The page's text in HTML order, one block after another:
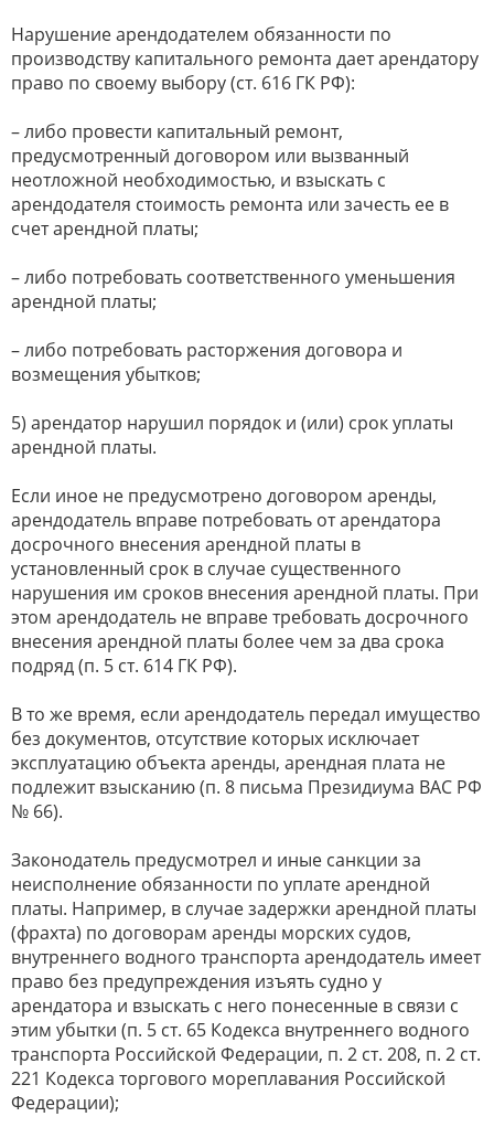
Нарушение арендодателем обязанности по
производству капитального ремонта дает арендатору
право по своему выбору (ст. 616 ГК РФ):
– либо провести капитальный ремонт,
предусмотренный договором или вызванный
неотложной необходимостью, и взыскать с
арендодателя стоимость ремонта или зачесть ее в
счет арендной платы;
– либо потребовать соответственного уменьшения
арендной платы;
– либо потребовать расторжения договора и
возмещения убытков;
5) арендатор нарушил порядок и (или) срок уплаты
арендной платы.
Если иное не предусмотрено договором аренды,
арендодатель вправе потребовать от арендатора
досрочного внесения арендной платы в
установленный срок в случае существенного
нарушения им сроков внесения арендной платы. При
этом арендодатель не вправе требовать досрочного
внесения арендной платы более чем за два срока
подряд (п. 5 ст. 614 ГК РФ).
В то же время, если арендодатель передал имущество
без документов, отсутствие которых исключает
эксплуатацию объекта аренды, арендная плата не
подлежит взысканию (п. 8 письма Президиума ВАС РФ
№ 66).
Законодатель предусмотрел и иные санкции за
неисполнение обязанности по уплате арендной
платы. Например, в случае задержки арендной платы
(фрахта) по договорам аренды морских судов,
внутреннего водного транспорта арендодатель имеет
право без предупреждения изъять судно у
арендатора и взыскать с него понесенные в связи с
этим убытки (п. 5 ст. 65 Кодекса внутреннего водного
транспорта Российской Федерации, п. 2 ст. 208, п. 2 ст.
221 Кодекса торгового мореплавания Российской
Федерации);